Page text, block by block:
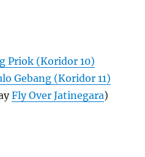
Priok (Koridor 10)
Gebang (Koridor 11)
Fly Over Jatinegara)